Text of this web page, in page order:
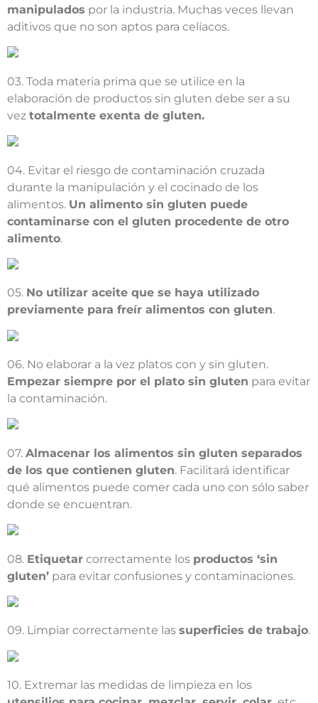
manipulados por la industria. Muchas veces llevan
aditivos que no son aptos para celíacos.
03. Toda materia prima que se utilice en la
elaboración de productos sin gluten debe ser a su
vez totalmente exenta de gluten.
04. Evitar el riesgo de contaminación cruzada
durante la manipulación y el cocinado de los
alimentos. Un alimento sin gluten puede
contaminarse con el gluten procedente de otro
alimento.
05. No utilizar aceite que se haya utilizado
previamente para freír alimentos con gluten.
06. No elaborar a la vez platos con y sin gluten.
Empezar siempre por el plato sin gluten para evitar
la contaminación.
07. Almacenar los alimentos sin gluten separados
de los que contienen gluten. Facilitará identificar
qué alimentos puede comer cada uno con sólo saber
donde se encuentran.
08. Etiquetar correctamente los productos ‘sin
gluten’ para evitar confusiones y contaminaciones.
09. Limpiar correctamente las superficies de trabajo.
10. Extremar las medidas de limpieza en los